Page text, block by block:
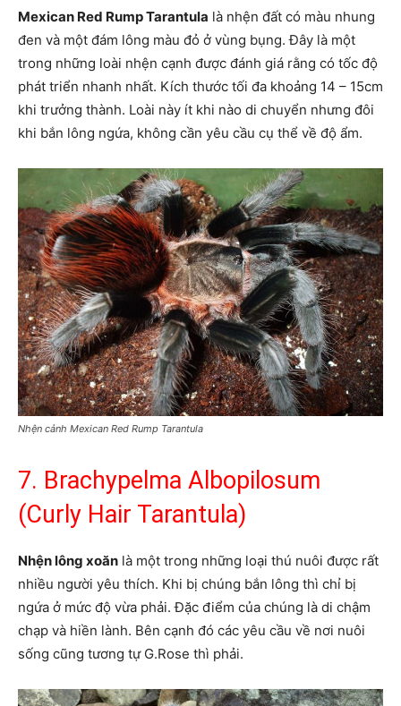
Mexican Red Rump Tarantula là nhện đất có màu nhung
đen và một đám lông màu đỏ ở vùng bụng. Đây là một
trong những loài nhện cạnh được đánh giá rằng có tốc độ
phát triển nhanh nhất. Kích thước tối đa khoảng 14 – 15cm
khi trưởng thành. Loài này ít khi nào di chuyển nhưng đôi
khi bắn lông ngứa, không cần yêu cầu cụ thể về độ ẩm.
Nhện cảnh Mexican Red Rump Tarantula
7. Brachypelma Albopilosum
(Curly Hair Tarantula)
Nhện lông xoăn là một trong những loại thú nuôi được rất
nhiều người yêu thích. Khi bị chúng bắn lông thì chỉ bị
ngứa ở mức độ vừa phải. Đặc điểm của chúng là di chậm
chạp và hiền lành. Bên cạnh đó các yêu cầu về nơi nuôi
sống cũng tương tự G.Rose thì phải.